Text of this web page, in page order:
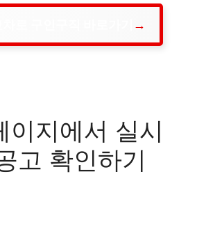
이지에서 실시
고 확인하기